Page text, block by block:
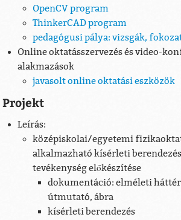
OpenCV program
ThinkerCAD program
pedagógusi pálya: vizsgák,
Online oktatásszervezés és video-
alakmazások
javasolt online oktatási eszközök
Projekt
Leírás:
középiskolai/egyetemi
alkalmazható kísérleti
tevékenység előkészítése
dokumentáció: elméleti
útmutató, ábra
kísérleti berendezés